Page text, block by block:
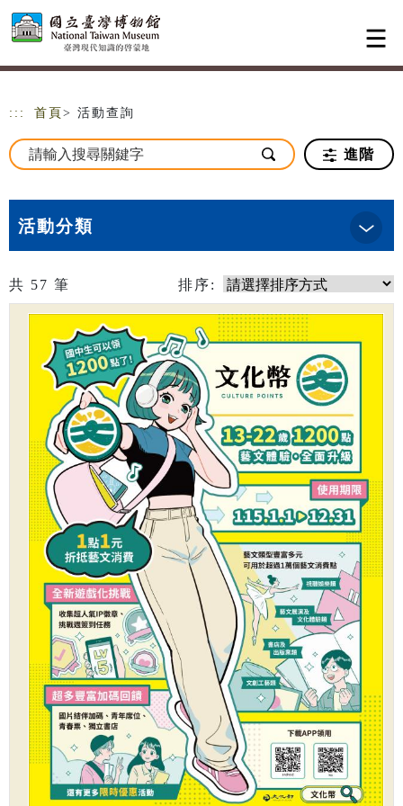
跳到主要內容
網站導覽
::: 首頁 > 活動查詢
進階
活動分類
共 57 筆 排序: